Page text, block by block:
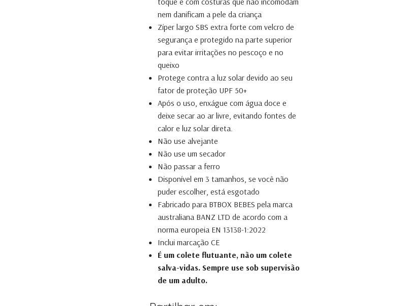
nem danificam a pele da criança
Zíper largo SBS extra forte com velcro de
segurança e protegido na parte superior
para evitar irritações no pescoço e no
queixo
Protege contra a luz solar devido ao seu
fator de proteção UPF 50+
Após o uso, enxágue com água doce e
deixe secar ao ar livre, evitando fontes de
calor e luz solar direta.
Não use alvejante
Não use um secador
Não passar a ferro
Disponível em 3 tamanhos, se você não
puder escolher, está esgotado
Fabricado para BTBOX BEBES pela marca
australiana BANZ LTD de acordo com a
norma europeia EN 13138-1:2022
Inclui marcação CE
É um colete flutuante, não um colete
salva-vidas. Sempre use sob supervisão
de um adulto.